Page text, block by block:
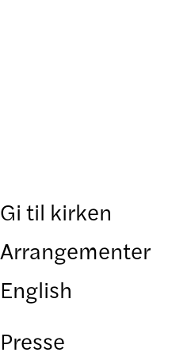
Gi til kirken
Arrangementer
English
Presse